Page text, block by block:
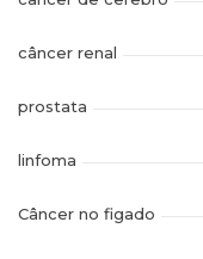
câncer renal
prostata
linfoma
Câncer no figado